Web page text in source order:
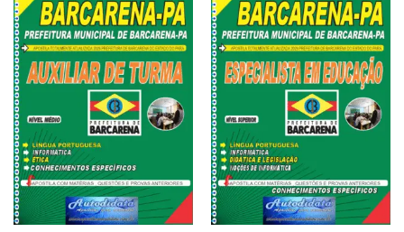
As
opções
podem
ser
escolhidas
na
página
do
produto
variantes.
As
opções
podem
ser
escolhidas
na
página
do
produto
wishlist
wishlist